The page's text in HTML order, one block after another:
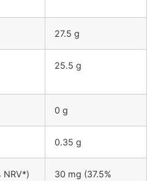
27.5 g
25.5 g
0 g
0.35 g
NRV*)
30 mg (37.5%